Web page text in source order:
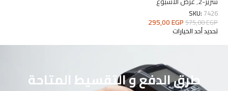
SKU: 7426
575,00EGP
295,00EGP
تحديد أحد الخيارات
طرق الدفع و التقسيط المتاحة